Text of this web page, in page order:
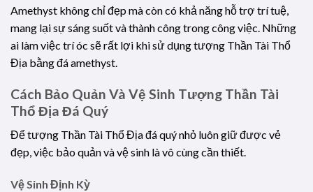
Amethyst không chỉ đẹp mà còn có khả năng hỗ trợ trí tuệ,
mang lại sự sáng suốt và thành công trong công việc. Những
ai làm việc trí óc sẽ rất lợi khi sử dụng tượng Thần Tài Thổ
Địa bằng đá amethyst.
Cách Bảo Quản Và Vệ Sinh Tượng Thần Tài
Thổ Địa Đá Quý
Để tượng Thần Tài Thổ Địa đá quý nhỏ luôn giữ được vẻ
đẹp, việc bảo quản và vệ sinh là vô cùng cần thiết.
Vệ Sinh Định Kỳ